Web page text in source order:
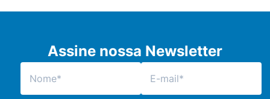
Assine nossa Newsletter